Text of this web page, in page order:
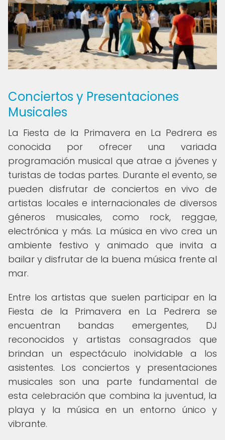
Conciertos y Presentaciones
Musicales
La Fiesta de la Primavera en La Pedrera es
conocida por ofrecer una variada
programación musical que atrae a jóvenes y
turistas de todas partes. Durante el evento, se
pueden disfrutar de conciertos en vivo de
artistas locales e internacionales de diversos
géneros musicales, como rock, reggae,
electrónica y más. La música en vivo crea un
ambiente festivo y animado que invita a
bailar y disfrutar de la buena música frente al
mar.
Entre los artistas que suelen participar en la
Fiesta de la Primavera en La Pedrera se
encuentran bandas emergentes, DJ
reconocidos y artistas consagrados que
brindan un espectáculo inolvidable a los
asistentes. Los conciertos y presentaciones
musicales son una parte fundamental de
esta celebración que combina la juventud, la
playa y la música en un entorno único y
vibrante.